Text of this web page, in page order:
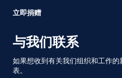
立即捐赠
与我们联系
如果想收到有关我们组织和工作
表。